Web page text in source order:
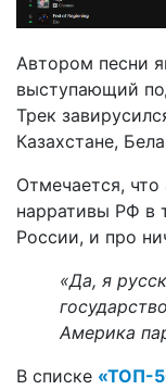
Автором песни
выступающий
Трек
Казахстане,
Отмечается,
нарративы РФ в
России, и про
«Да, я
Америка
В списке «ТОП-